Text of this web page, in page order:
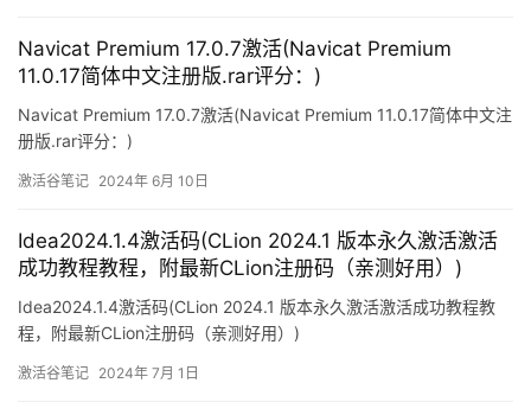
Navicat Premium 17.0.7激活(Navicat Premium
11.0.17简体中文注册版.rar评分：)
Navicat Premium 17.0.7激活(Navicat Premium 11.0.17简体中文注
册版.rar评分：)
激活谷笔记 2024年 6月 10日
Idea2024.1.4激活码(CLion 2024.1 版本永久激活激活
成功教程教程，附最新CLion注册码（亲测好用）)
Idea2024.1.4激活码(CLion 2024.1 版本永久激活激活成功教程教
程，附最新CLion注册码（亲测好用）)
激活谷笔记 2024年 7月 1日